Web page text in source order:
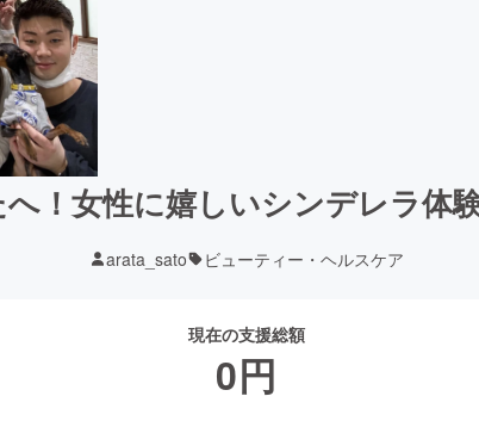
！女性に嬉しいシンデレラ体
arata_sato ビューティー・ヘルスケア
現在の支援総額
0円